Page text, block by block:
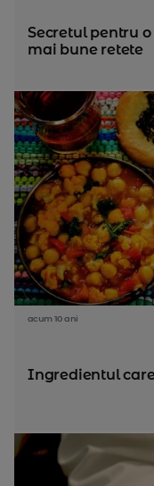
Secretul pentru
mai bune retete
acum 10 ani
Ingredientul